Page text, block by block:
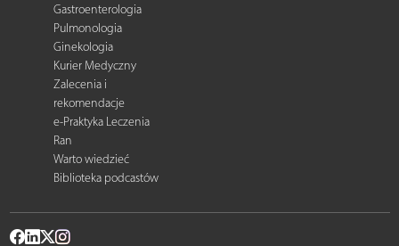
Gastroenterologia
Pulmonologia
Ginekologia
Kurier Medyczny
Zalecenia i
rekomendacje
e-Praktyka Leczenia
Ran
Warto wiedzieć
Biblioteka podcastów